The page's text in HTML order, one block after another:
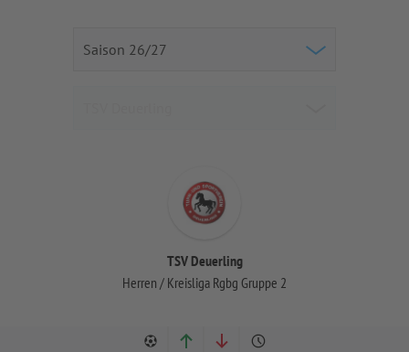
TSV Deuerling
Herren / Kreisliga Rgbg Gruppe 2